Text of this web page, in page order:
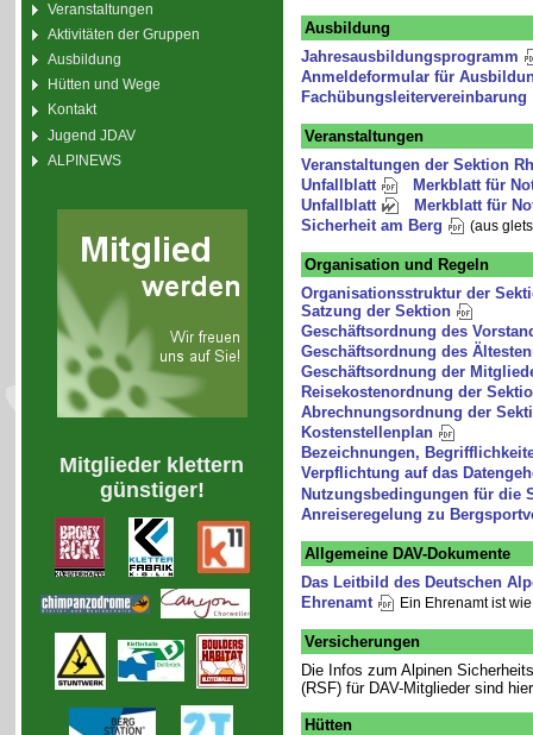
Veranstaltungen
Aktivitäten der Gruppen
Ausbildung
Hütten und Wege
Kontakt
Jugend JDAV
ALPINEWS
Mitglieder klettern
günstiger!
Ausbildung
Jahresausbildungsprogramm
Anmeldeformular für
Fachübungsleitervereinbarung
Veranstaltungen
Veranstaltungen der Sektion
Unfallblatt
Merkblatt für
Unfallblatt
Merkblatt für
Sicherheit am Berg
(aus
Organisation und Regeln
Organisationsstruktur der
Satzung der Sektion
Geschäftsordnung des
Geschäftsordnung des
Geschäftsordnung der
Reisekostenordnung der
Abrechnungsordnung der
Kostenstellenplan
Bezeichnungen,
Verpflichtung auf das
Nutzungsbedingungen für die
Anreiseregelung zu
Allgemeine DAV-Dokumente
Das Leitbild des Deutschen
Ehrenamt
Ein Ehrenamt ist
Versicherungen
Die Infos zum Alpinen
(RSF) für DAV-Mitglieder sind
Hütten